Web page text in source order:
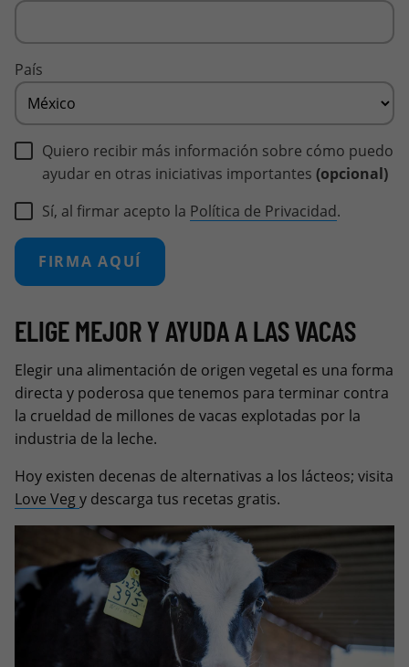
País
Quiero recibir más información sobre cómo puedo
ayudar en otras iniciativas importantes (opcional)
Sí, al firmar acepto la Política de Privacidad.
FIRMA AQUÍ
ELIGE MEJOR Y AYUDA A LAS VACAS
Elegir una alimentación de origen vegetal es una forma
directa y poderosa que tenemos para terminar contra
la crueldad de millones de vacas explotadas por la
industria de la leche.
Hoy existen decenas de alternativas a los lácteos; visita
Love Vegy descarga tus recetas gratis.